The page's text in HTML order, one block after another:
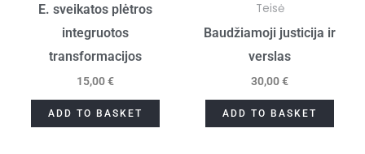
E. sveikatos plėtros
integruotos
transformacijos
15,00€
ADD TO BASKET
Teisė
Baudžiamoji justicija ir
verslas
30,00€
ADD TO BASKET